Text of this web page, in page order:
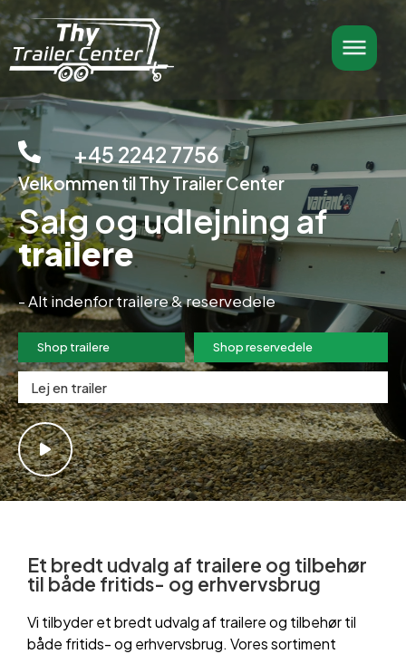
+45 2242 7756
Velkommen til Thy Trailer Center
Salg og udlejning af
trailere
- Alt indenfor trailere & reservedele
Shop trailere Shop reservedele
Lej en trailer
Et bredt udvalg af trailere og tilbehør
til både fritids- og erhvervsbrug
Vi tilbyder et bredt udvalg af trailere og tilbehør til
både fritids- og erhvervsbrug. Vores sortiment